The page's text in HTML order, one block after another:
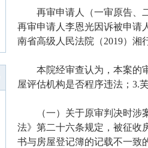
再审申请人（一审原告、二
再审申请人李恩光因诉被申请
南省高级人民法院（2019）湘
本院经审查认为，本案的审
屋评估机构是否程序违法；3.
（一）关于原审判决时涉案
法》第二十六条规定，被征收
书与房屋登记簿的记载不一致